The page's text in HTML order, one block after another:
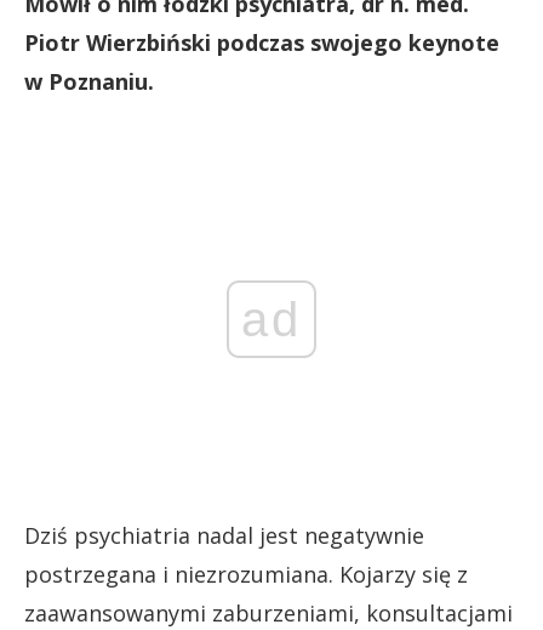
Piotr Wierzbiński podczas swojego keynote
w Poznaniu.
ad
Dziś psychiatria nadal jest negatywnie
postrzegana i niezrozumiana. Kojarzy się z
zaawansowanymi zaburzeniami, konsultacjami